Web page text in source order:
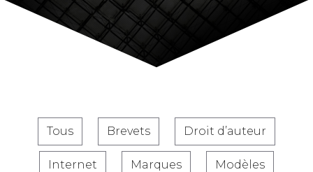
Tous Brevets Droit d’auteur
Internet Marques Modèles